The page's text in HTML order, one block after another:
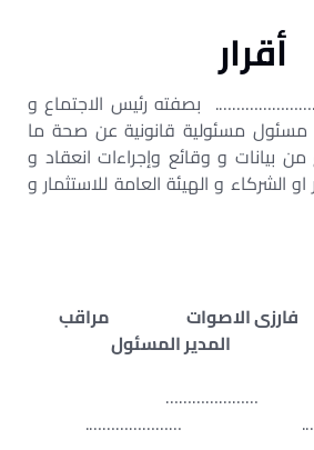
أقرار
بصفته رئيس الاجتماع و
مسئول مسئولية قانونية عن صحة ما
بيانات و وقائع وإجراءات انعقاد و
الشركاء و الهيئة العامة للاستثمار و
الاصوات مراقب
المدير المسئول
…………..
…………………….